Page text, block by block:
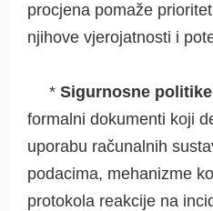
procjena pomaže
njihove vjerojatnosti i
* Sigurnosne
formalni dokumenti koji
uporabu računalnih
podacima, mehanizme
protokola reakcije na